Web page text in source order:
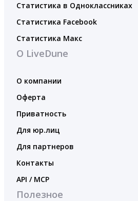
Статистика в Одноклассниках
Статистика Facebook
Статистика Макс
О LiveDune
О компании
Оферта
Приватность
Для юр.лиц
Для партнеров
Контакты
API / MCP
Полезное